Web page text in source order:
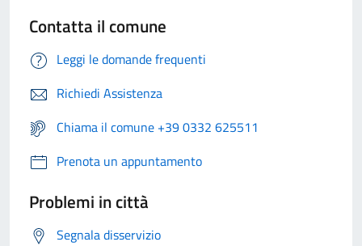
Contatta il comune
Leggi le domande frequenti
Richiedi Assistenza
Chiama il comune +39 0332 625511
Prenota un appuntamento
Problemi in città
Segnala disservizio